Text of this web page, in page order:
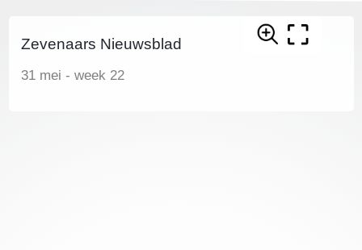
Zevenaars Nieuwsblad
31 mei - week 22